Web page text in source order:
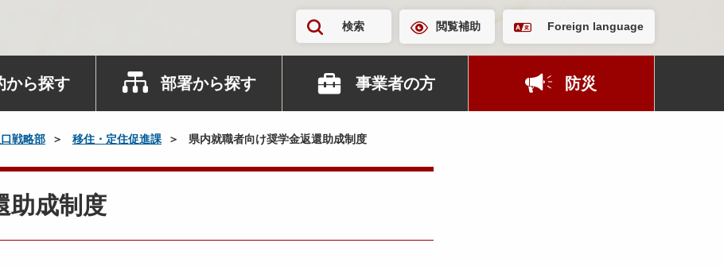
検索 閲覧補助 Foreign language
から探す 部署から探す 事業者の方 防災
口戦略部 移住・定住促進課 県内就職者向け奨学金返還助成制度
助成制度